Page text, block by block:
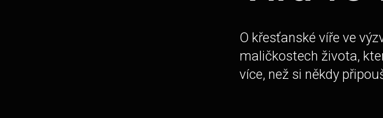
O křesťanské víře ve
maličkostech života,
více, než si někdy